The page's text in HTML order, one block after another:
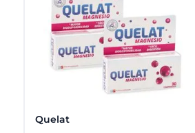
Quelat